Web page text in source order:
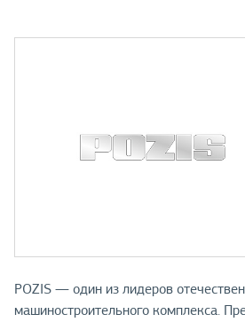
POZIS — один из лидеров
машиностроительного комплекса.